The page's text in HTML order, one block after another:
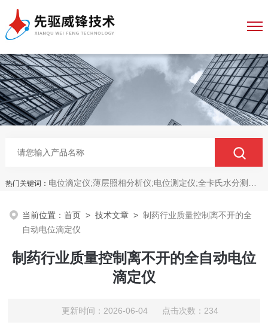
热门关键词： 电位滴定仪;薄层照相分析仪;电位测定仪;全卡氏水分测定仪;全自动永停滴定仪;菌落计数分析仪;抑菌圈测量仪;抑菌圈分析仪
当前位置：首页 >技术文章 >制药行业质量控制离不开的全
自动电位滴定仪
制药行业质量控制离不开的全自动电位
滴定仪
更新时间：2026-06-04 点击次数：234